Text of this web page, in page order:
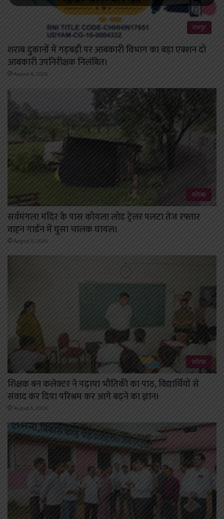
रायपुर
शराब दुकानों में गड़बड़ी पर आबकारी विभाग का बड़ा एक्शन दो
आबकारी उपनिरीक्षक निलंबित।
August 6, 2026
कोरबा
सर्वमंगला मंदिर के पास कोयला लोड ट्रेलर पलटा तेज रफ्तार
वाहन गार्डन में घुसा चालक घायल।
August 6, 2026
कोरबा
शिक्षक बन कलेक्टर ने पढ़ाया भौतिकी का पाठ, विद्यार्थियों से
संवाद कर दिया परिश्रम कर आगे बढ़ने का ज्ञान।
August 5, 2026